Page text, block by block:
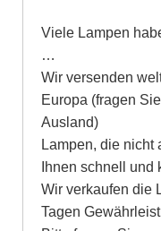
Viele Lampen
…
Wir versenden
Europa (fragen
Ausland)
Lampen, die nicht
Ihnen schnell und
Wir verkaufen die
Tagen